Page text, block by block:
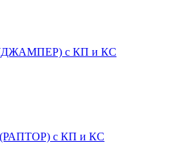
(ДЖАМПЕР) с КП и КС
(РАПТОР) с КП и КС